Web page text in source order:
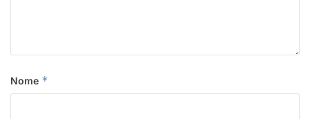
Nome *